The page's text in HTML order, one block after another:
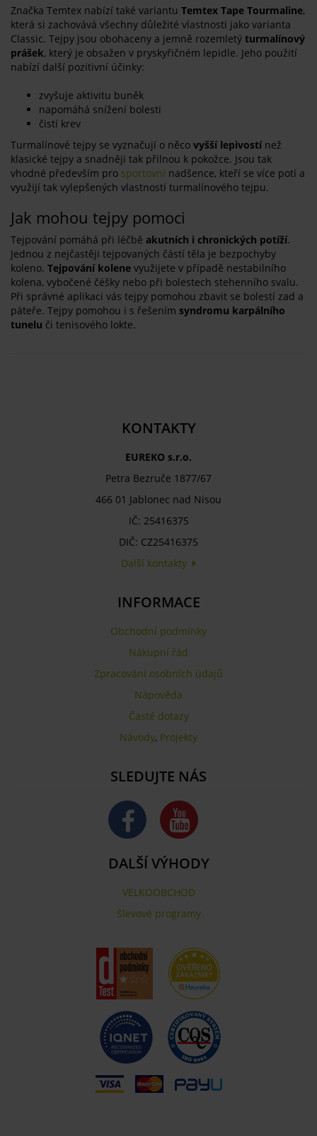
Značka Temtex nabízí také variantu Temtex Tape Tourmaline,
která si zachovává všechny důležité vlastnosti jako varianta
Classic. Tejpy jsou obohaceny a jemně rozemletý turmalínový
prášek, který je obsažen v pryskyřičném lepidle. Jeho použití
nabízí další pozitivní účinky:
zvyšuje aktivitu buněk
napomáhá snížení bolesti
čistí krev
Turmalínové tejpy se vyznačují o něco vyšší lepivostínež
klasické tejpy a snadněji tak přilnou k pokožce. Jsou tak
vhodné především pro sportovní nadšence, kteří se více potí a
využijí tak vylepšených vlastností turmalínového tejpu.
Jak mohou tejpy pomoci
Tejpování pomáhá při léčbě akutních i chronických potíží.
Jednou z nejčastěji tejpovaných částí těla je bezpochyby
koleno. Tejpování kolene využijete v případě nestabilního
kolena, vybočené čéšky nebo při bolestech stehenního svalu.
Při správné aplikaci vás tejpy pomohou zbavit se bolestí zad a
páteře. Tejpy pomohou i s řešením syndromu karpálního
tunelu či tenisového lokte.
KONTAKTY
EUREKO s.r.o.
Petra Bezruče 1877/67
466 01 Jablonec nad Nisou
IČ: 25416375
DIČ: CZ25416375
Další kontakty
INFORMACE
Obchodní podmínky
Nákupní řád
Zpracování osobních údajů
Nápověda
Časté dotazy
Návody, Projekty
SLEDUJTE NÁS
DALŠÍ VÝHODY
VELKOOBCHOD
Slevové programy